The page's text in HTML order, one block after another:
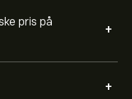
pris på
+
+